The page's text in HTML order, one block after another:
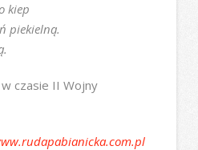
kiep
piekielną.
w czasie II Wojny